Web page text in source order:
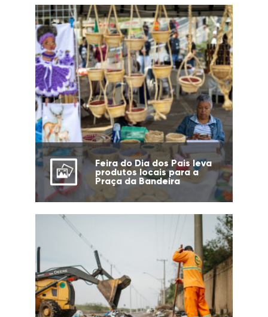
Feira do Dia dos Pais leva
produtos locais para a
Praça da Bandeira